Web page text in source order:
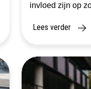
invloed zijn op
blog kort
Lees verder